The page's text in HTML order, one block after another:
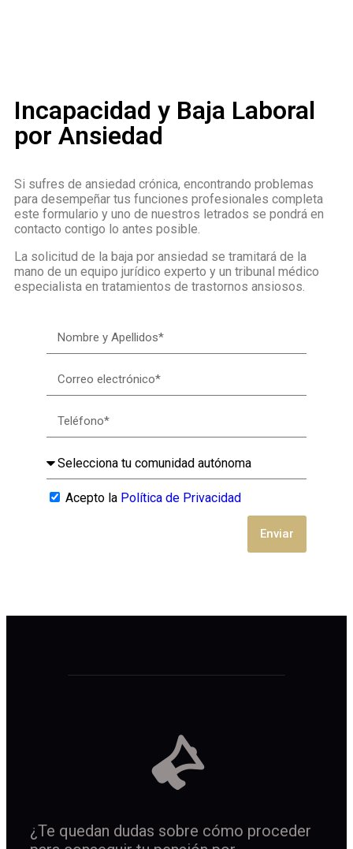
Incapacidad y Baja Laboral
por Ansiedad
Si sufres de ansiedad crónica, encontrando problemas
para desempeñar tus funciones profesionales completa
este formulario y uno de nuestros letrados se pondrá en
contacto contigo lo antes posible.
La solicitud de la baja por ansiedad se tramitará de la
mano de un equipo jurídico experto y un tribunal médico
especialista en tratamientos de trastornos ansiosos.
Acepto la Política de Privacidad
Enviar
¿Te quedan dudas sobre cómo proceder